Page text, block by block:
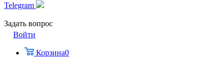
Telegram
Задать вопрос
Войти
Корзина0